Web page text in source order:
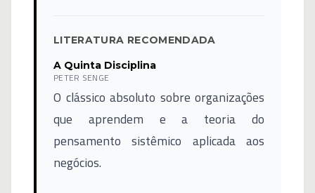
LITERATURA RECOMENDADA
A Quinta Disciplina
PETER SENGE
O clássico absoluto sobre organizações
que aprendem e a teoria do
pensamento sistêmico aplicada aos
negócios.